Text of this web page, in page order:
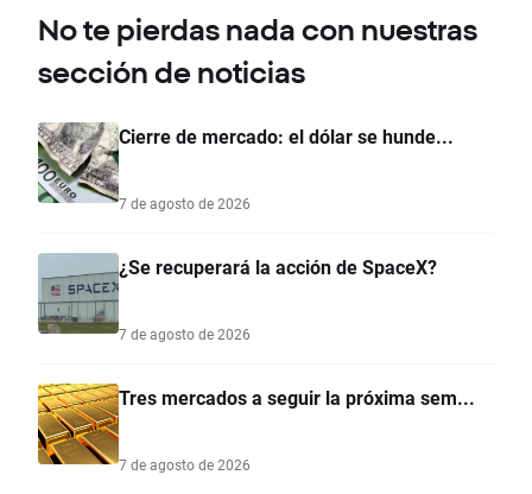
No te pierdas nada con nuestras
sección de noticias
Cierre de mercado: el dólar se hunde...
7 de agosto de 2026
¿Se recuperará la acción de SpaceX?
7 de agosto de 2026
Tres mercados a seguir la próxima sem...
7 de agosto de 2026